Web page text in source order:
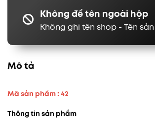
Không để tên ngoài hộp
Không ghi tên shop - Tên
Mô tả
Mã sản phẩm : 42
Thông tin sản phẩm